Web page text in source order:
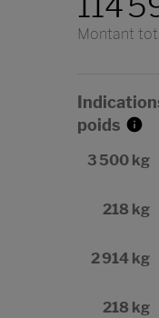
Montant
poids
3 500 kg
218 kg
2 914 kg
218 kg